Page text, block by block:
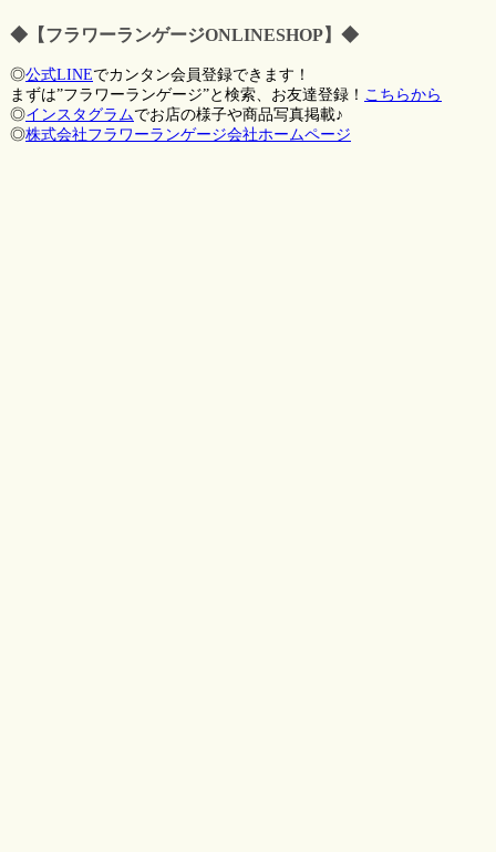
◆【フラワーランゲージONLINESHOP】◆
◎公式LINEでカンタン会員登録できます！
まずは”フラワーランゲージ”と検索、お友達登録！ こちらから
◎インスタグラムでお店の様子や商品写真掲載♪
◎株式会社フラワーランゲージ会社ホームページ